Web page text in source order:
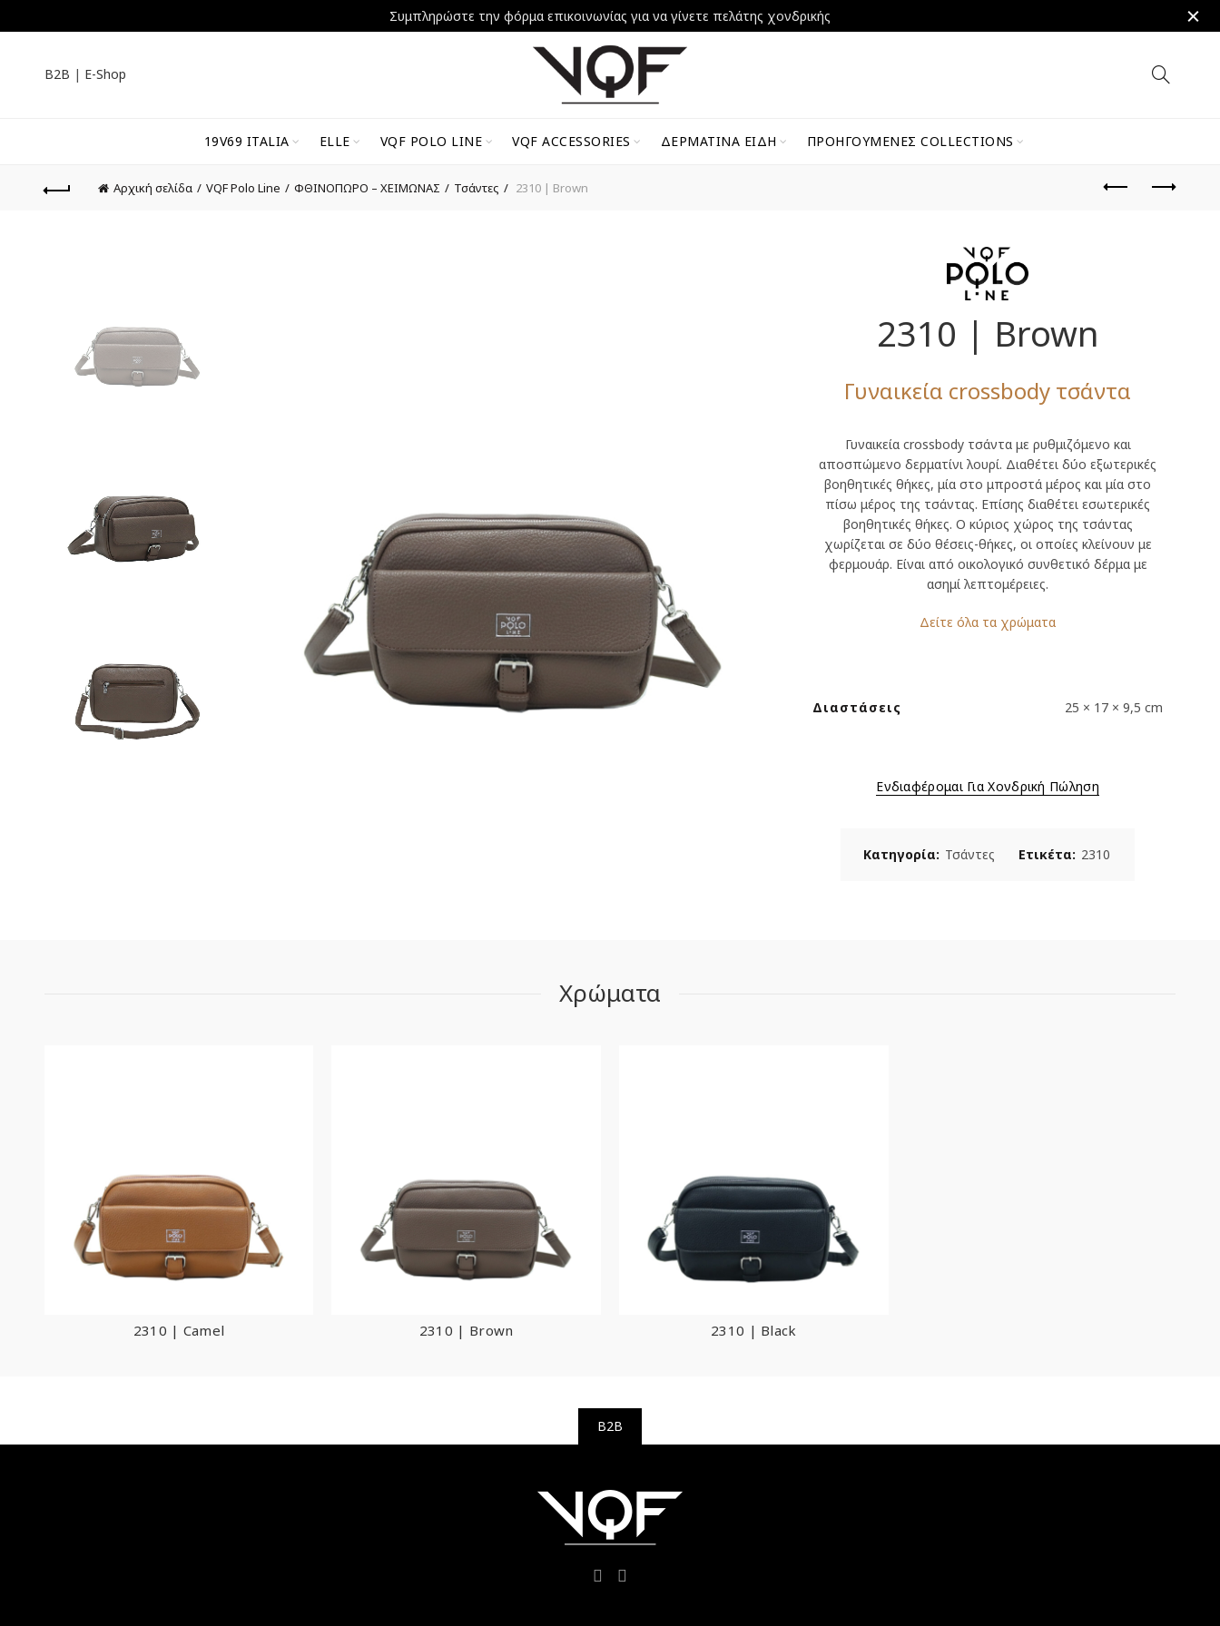
B2B | E-Shop
19V69 ITALIA ELLE VQF POLO LINE VQF ACCESSORIES ΔΕΡΜΆΤΙΝΑ ΕΊΔΗ ΠΡΟΗΓΟΎΜΕΝΕΣ COLLECTIONS
Αρχική σελίδα VQF Polo Line ΦΘΙΝΟΠΩΡΟ – ΧΕΙΜΩΝΑΣ Τσάντες 2310 | Brown
2310 | Brown
Γυναικεία crossbody τσάντα
Γυναικεία crossbody τσάντα με ρυθμιζόμενο και
αποσπώμενο δερματίνι λουρί. Διαθέτει δύο εξωτερικές
βοηθητικές θήκες, μία στο μπροστά μέρος και μία στο
πίσω μέρος της τσάντας. Επίσης διαθέτει εσωτερικές
βοηθητικές θήκες. Ο κύριος χώρος της τσάντας
χωρίζεται σε δύο θέσεις-θήκες, οι οποίες κλείνουν με
φερμουάρ. Είναι από οικολογικό συνθετικό δέρμα με
ασημί λεπτομέρειες.
Δείτε όλα τα χρώματα
Διαστάσεις 25 × 17 × 9,5 cm
Ενδιαφέρομαι Για Χονδρική Πώληση
Κατηγορία: Τσάντες Ετικέτα: 2310
Χρώματα
2310 | Camel 2310 | Brown 2310 | Black
B2B
Συμπληρώστε την φόρμα επικοινωνίας για να γίνετε πελάτης χονδρικής